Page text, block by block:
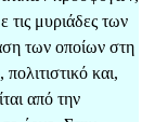
τις μυριάδες των
των οποίων στη
και,
από την